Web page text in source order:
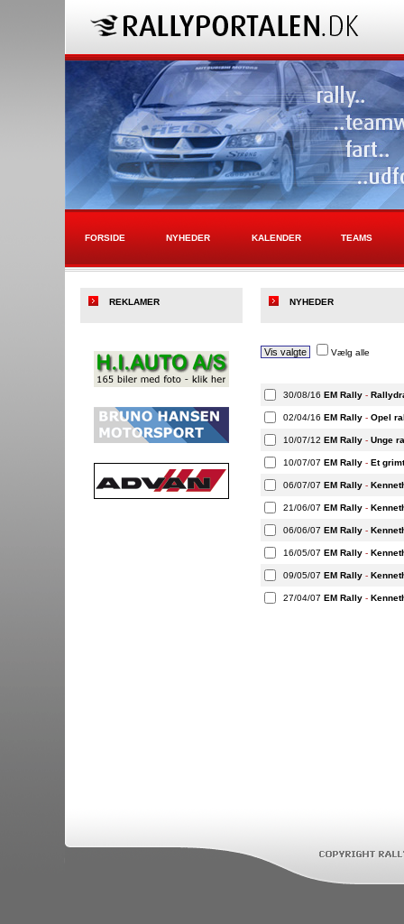
FORSIDE NYHEDER KALENDER TEAMS
NYHEDER
Vælg alle
30/08/16 EM Rally -
02/04/16 EM Rally - Opel
10/07/12 EM Rally - Unge
10/07/07 EM Rally - Et
06/07/07 EM Rally -
21/06/07 EM Rally -
06/06/07 EM Rally -
16/05/07 EM Rally -
09/05/07 EM Rally -
27/04/07 EM Rally -
REKLAMER